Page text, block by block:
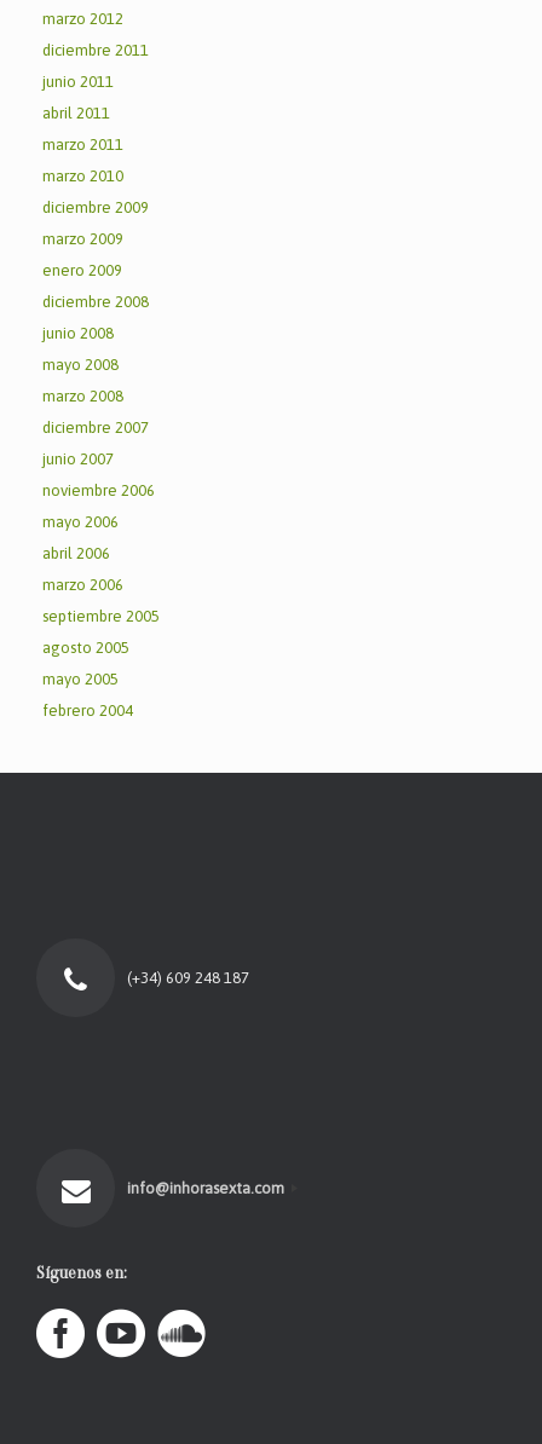
marzo 2012
diciembre 2011
junio 2011
abril 2011
marzo 2011
marzo 2010
diciembre 2009
marzo 2009
enero 2009
diciembre 2008
junio 2008
mayo 2008
marzo 2008
diciembre 2007
junio 2007
noviembre 2006
mayo 2006
abril 2006
marzo 2006
septiembre 2005
agosto 2005
mayo 2005
febrero 2004
(+34) 609 248 187
info@inhorasexta.com
Síguenos en: